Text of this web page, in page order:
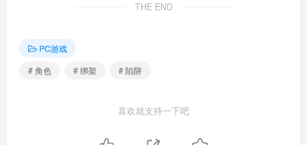
THE END
PC游戏
# 角色
# 绑架 # 陷阱
喜欢就支持一下吧